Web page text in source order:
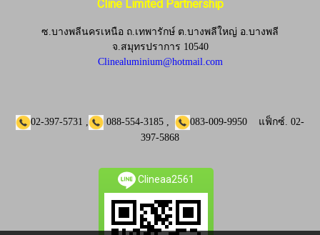
Cline Limited Partnership
ซ.บางพลีนครเหนือ ถ.เทพารักษ์ ต.บางพลีใหญ่ อ.บางพลี
จ.สมุทรปราการ 10540
Clinealuminium@hotmail.com
02-397-5731 , 088-554-3185 , 083-009-9950 แฟ็กซ์. 02-
397-5868
Clineaa2561